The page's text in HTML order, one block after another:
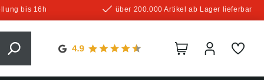
bis 16h über 200.000 Artikel ab Lager lieferbar